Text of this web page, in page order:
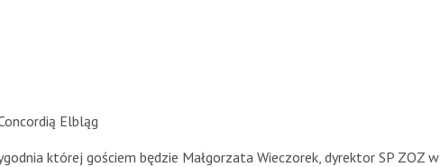
Elbląg
której gościem będzie Małgorzata Wieczorek, dyrektor SP ZOZ w